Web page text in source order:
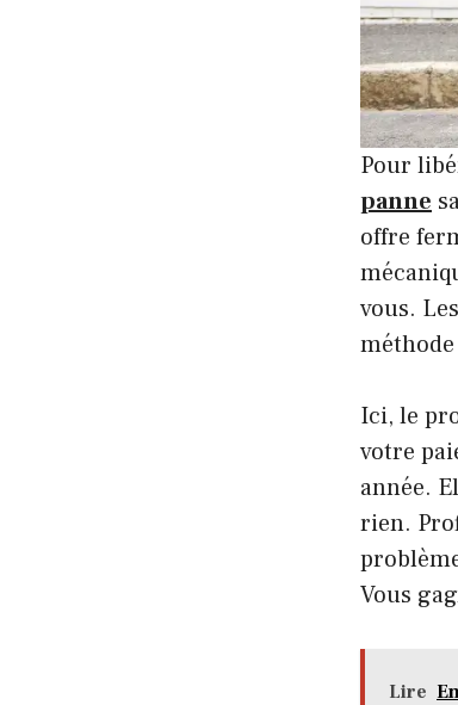
Pour
panne
offre
vous.
Ici, le
votre
année.
rien.
Vous
Lire